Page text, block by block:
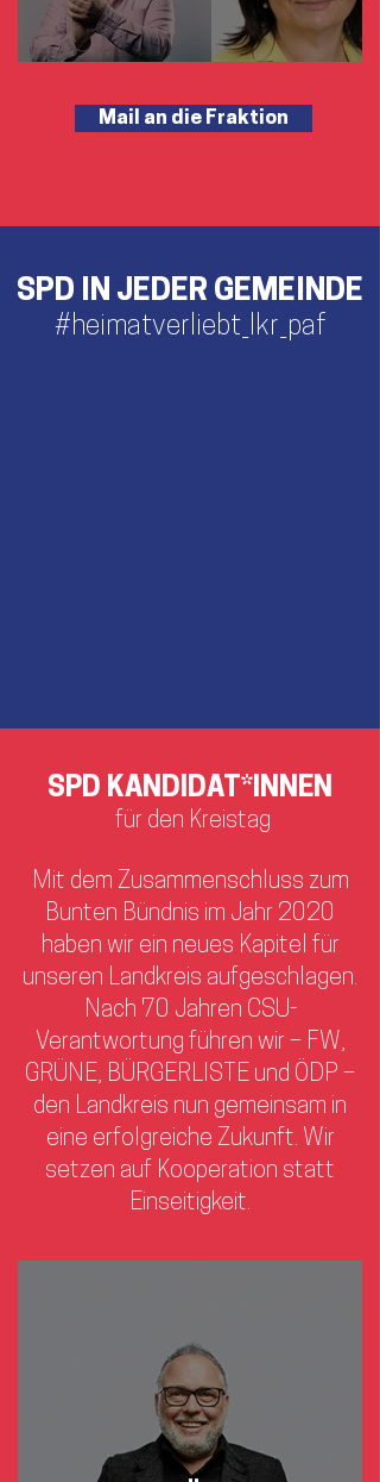
Mail an die Fraktion
SPD IN JEDER GEMEINDE
#heimatverliebt_lkr_paf
SPD KANDIDAT*INNEN
für den Kreistag
Mit dem Zusammenschluss zum
Bunten Bündnis im Jahr 2020
haben wir ein neues Kapitel für
unseren Landkreis aufgeschlagen.
Nach 70 Jahren CSU-
Verantwortung führen wir – FW,
GRÜNE, BÜRGERLISTE und ÖDP –
den Landkreis nun gemeinsam in
eine erfolgreiche Zukunft. Wir
setzen auf Kooperation statt
Einseitigkeit.